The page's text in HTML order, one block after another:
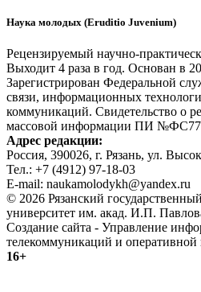
Наука молодых (Eruditio Juvenium)
Рецензируемый научно-
Выходит 4 раза в год. Основан в
Зарегистрирован Федеральной
связи, информационных
коммуникаций. Свидетельство о
массовой информации ПИ №ФС77-
Адрес редакции:
Россия, 390026, г. Рязань, ул.
Тел.: +7 (4912) 97-18-03
E-mail: naukamolodykh@yandex.ru
© 2026 Рязанский
университет им. акад. И.П.
Создание сайта - Управление
телекоммуникаций и
16+